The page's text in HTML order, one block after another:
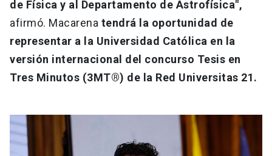
de Física y al Departamento de Astrofísica",
afirmó. Macarena tendrá la oportunidad de
representar a la Universidad Católica en la
versión internacional del concurso Tesis en
Tres Minutos (3MT®) de la Red Universitas 21.